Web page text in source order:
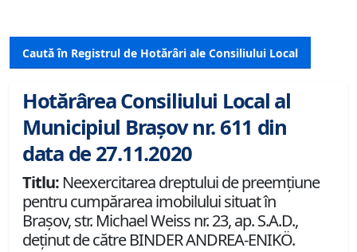
Caută în Registrul de Hotărâri ale Consiliului Local
Hotărârea Consiliului Local al
Municipiul Brașov nr. 611 din
data de 27.11.2020
Titlu: Neexercitarea dreptului de preemţiune
pentru cumpărarea imobilului situat în
Braşov, str. Michael Weiss nr. 23, ap. S.A.D.,
deţinut de către BINDER ANDREA-ENIKÖ.